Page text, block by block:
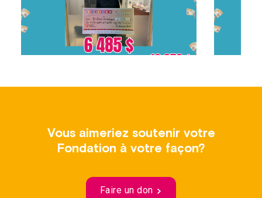
Vous aimeriez soutenir votre
Fondation à votre façon?
Faire un don